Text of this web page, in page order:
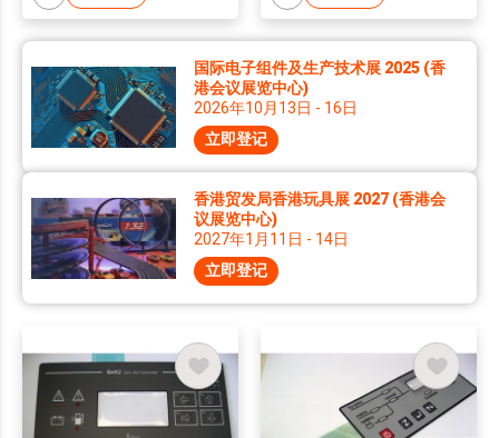
国际电子组件及生产技术展 2025 (香
港会议展览中心)
2026年10月13日 - 16日
立即登记
香港贸发局香港玩具展 2027 (香港会
议展览中心)
2027年1月11日 - 14日
立即登记